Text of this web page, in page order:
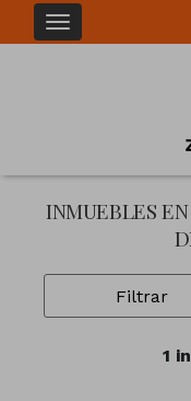
INMUEBLES
Filtrar
1